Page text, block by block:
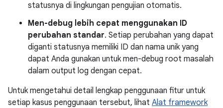
statusnya di lingkungan pengujian otomatis.
Men-debug lebih cepat menggunakan ID
perubahan standar. Setiap perubahan yang dapat
diganti statusnya memiliki ID dan nama unik yang
dapat Anda gunakan untuk men-debug root masalah
dalam output log dengan cepat.
Untuk mengetahui detail lengkap penggunaan fitur untuk
setiap kasus penggunaan tersebut, lihat Alat framework